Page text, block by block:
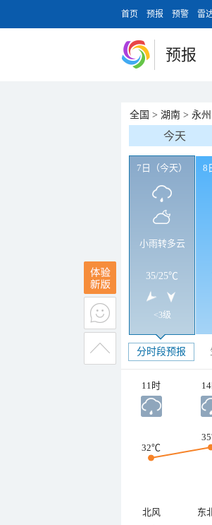
首页 预报 预警 雷
预报
全国 > 湖南 > 永州
今天
7日（今天）
小雨转多云
35/25℃
<3级
8
分时段预报
11时
32℃
北风 东